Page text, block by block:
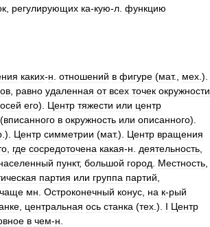
регулирующих ка-кую-л функцию
каких-н отношений в фигуре (мат., мех .).
равно удаленная от всех точек окружности
осей его). Центр тяжести или центр
(вписанного в окружность или описанного).
.). Центр симметрии (мат.). Центр вращения
где сосредоточена какая-н деятельность
пункт, большой город Местность
партия или группа партий
чаще мн Остроконечный конус на к-рый
центральная ось станка (тех .). І Центр
в чем-н